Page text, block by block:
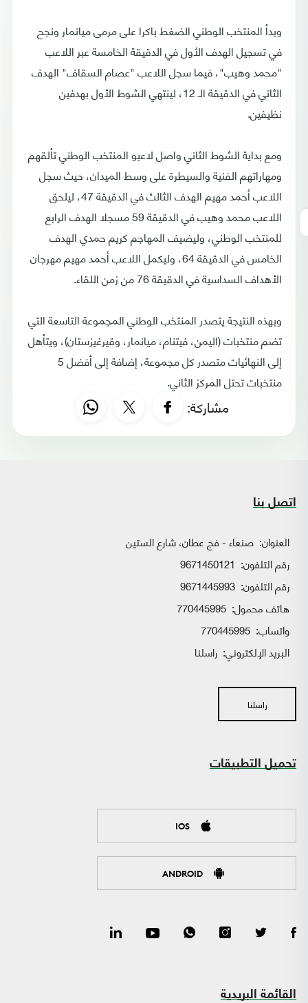
وبدأ المنتخب الوطني الضغط باكرا على مرمى ميانمار ونجح
في تسجيل الهدف الأول في الدقيقة الخامسة عبر اللاعب
"محمد وهيب"، فيما سجل اللاعب "عصام السقاف" الهدف
الثاني في الدقيقة الـ 12، لينتهي الشوط الأول بهدفين
نظيفين.
ومع بداية الشوط الثاني واصل لاعبو المنتخب الوطني تألقهم
ومهاراتهم الفنية والسيطرة على وسط الميدان، حيث سجل
اللاعب أحمد مهيم الهدف الثالث في الدقيقة 47، ليلحق
اللاعب محمد وهيب في الدقيقة 59 مسجلا الهدف الرابع
للمنتخب الوطني، وليضيف المهاجم كريم حمدي الهدف
الخامس في الدقيقة 64، وليكمل اللاعب أحمد مهيم مهرجان
الأهداف السداسية في الدقيقة 76 من زمن اللقاء.
وبهذه النتيجة يتصدر المنتخب الوطني المجموعة التاسعة التي
تضم منتخبات (اليمن، فيتنام، ميانمار، وقيرغيزستان)، ويتأهل
إلى النهائيات متصدر كل مجموعة، إضافة إلى أفضل 5
منتخبات تحتل المركز الثاني.
مشاركة:
اتصل بنا
العنوان: صنعاء - فج عطان، شارع الستين
رقم التلفون: 9671450121
رقم التلفون: 9671445993
هاتف محمول: 770445995
واتساب:
البريد الإلكتروني: راسلنا
راسلنا
تحميل التطبيقات
IOS
ANDROID
القائمة البريدية